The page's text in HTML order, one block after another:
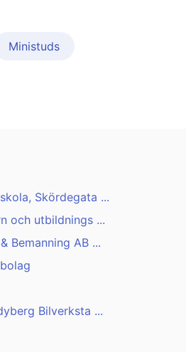
Ministuds
Skördegata ...
och utbildnings ...
Bemanning AB ...
Bilverksta ...